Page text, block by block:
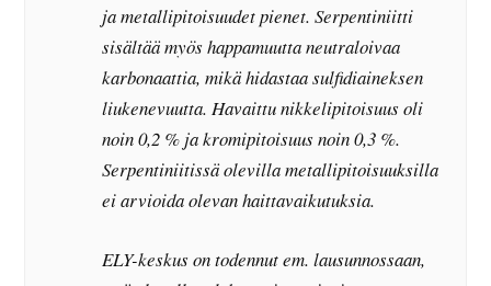
ja metallipitoisuudet pienet. Serpentiniitti
sisältää myös happamuutta neutraloivaa
karbonaattia, mikä hidastaa sulfidiaineksen
liukenevuutta. Havaittu nikkelipitoisuus oli
noin 0,2 % ja kromipitoisuus noin 0,3 %.
Serpentiniitissä olevilla metallipitoisuuksilla
ei arvioida olevan haittavaikutuksia.
ELY-keskus on todennut em. lausunnossaan,